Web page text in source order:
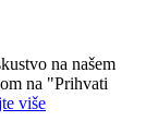
na našem
na "Prihvati
više